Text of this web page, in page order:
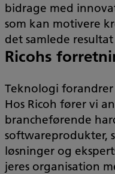
bidrage med
som kan motivere
det samlede
Ricohs
Teknologi
Hos Ricoh fører vi
brancheførende
softwareprodukter,
løsninger og
jeres organisation